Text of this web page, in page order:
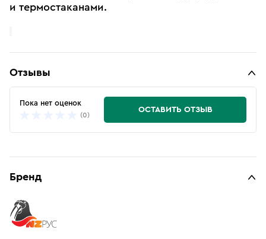
и термостаканами.
Отзывы
Пока нет оценок
(0)
ОСТАВИТЬ ОТЗЫВ
Бренд